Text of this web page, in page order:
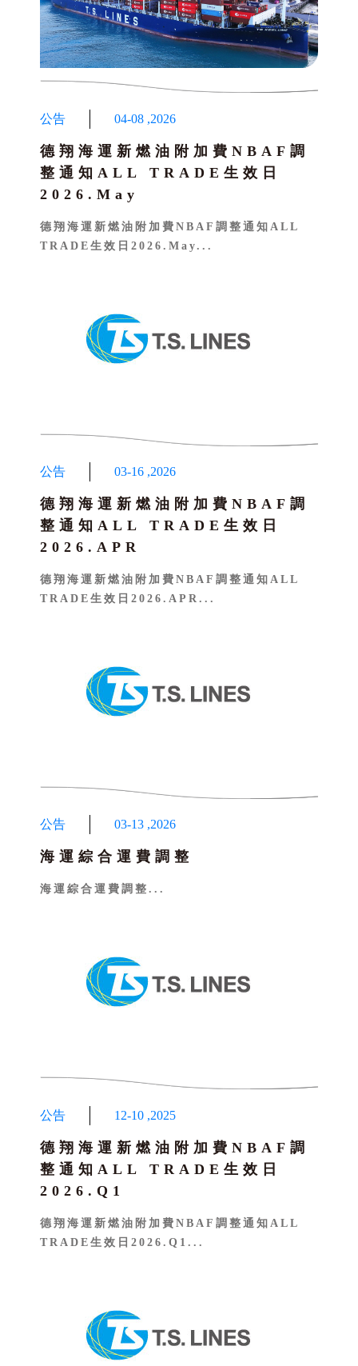
公告 04-08 ,2026
德翔海運新燃油附加費NBAF調
整通知ALL TRADE生效日
2026.May
德翔海運新燃油附加費NBAF調整通知ALL
TRADE生效日2026.May...
公告 03-16 ,2026
德翔海運新燃油附加費NBAF調
整通知ALL TRADE生效日
2026.APR
德翔海運新燃油附加費NBAF調整通知ALL
TRADE生效日2026.APR...
公告 03-13 ,2026
海運綜合運費調整
海運綜合運費調整...
公告 12-10 ,2025
德翔海運新燃油附加費NBAF調
整通知ALL TRADE生效日
2026.Q1
德翔海運新燃油附加費NBAF調整通知ALL
TRADE生效日2026.Q1...